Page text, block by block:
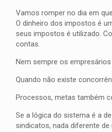
Vamos romper no dia em
O dinheiro dos impostos é
seus impostos é utilizado.
contas.
Nem sempre os
Quando não existe
Processos, metas também
Se a lógica do sistema é a
sindicatos, nada diferente